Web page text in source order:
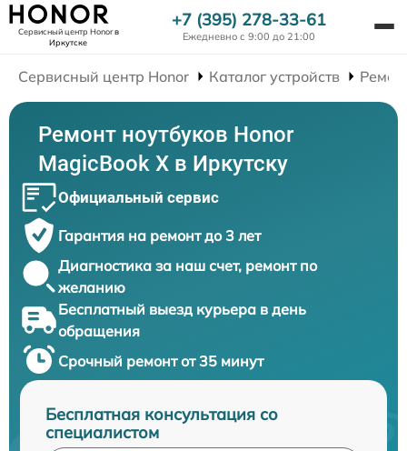
Сервисный центр Honorв
Иркутске
+7 (395) 278-33-61
Ежедневно с 9:00 до 21:00
Сервисный центр Honor Каталог устройств
Ремонт ноутбуков Honor
MagicBook X в Иркутску
Официальный сервис
Гарантия на ремонт до 3 лет
Диагностика за наш счет, ремонт по
желанию
Бесплатный выезд курьера в день
обращения
Срочный ремонт от 35 минут
Бесплатная консультация со
специалистом